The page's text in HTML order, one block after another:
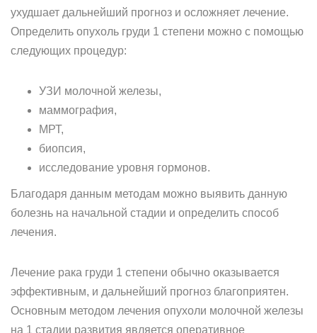
ухудшает дальнейший прогноз и осложняет лечение.
Определить опухоль груди 1 степени можно с помощью
следующих процедур:
УЗИ молочной железы,
маммография,
МРТ,
биопсия,
исследование уровня гормонов.
Благодаря данным методам можно выявить данную
болезнь на начальной стадии и определить способ
лечения.
Лечение рака груди 1 степени обычно оказывается
эффективным, и дальнейший прогноз благоприятен.
Основным методом лечения опухоли молочной железы
на 1 стадии развития является оперативное